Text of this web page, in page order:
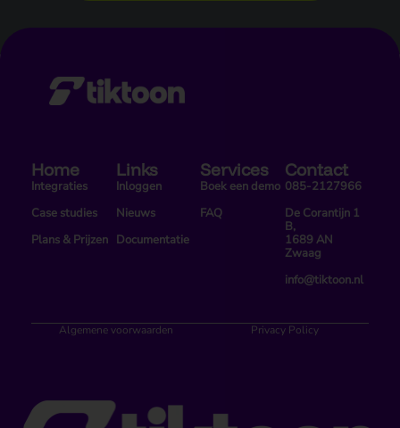
Home
Integraties
Case studies
Plans & Prijzen
Links
Inloggen
Nieuws
Documentatie
Services
Boek een demo
FAQ
Contact
085-2127966
De Corantijn 1
B,
1689 AN
Zwaag
info@tiktoon.nl
Algemene voorwaarden Privacy Policy